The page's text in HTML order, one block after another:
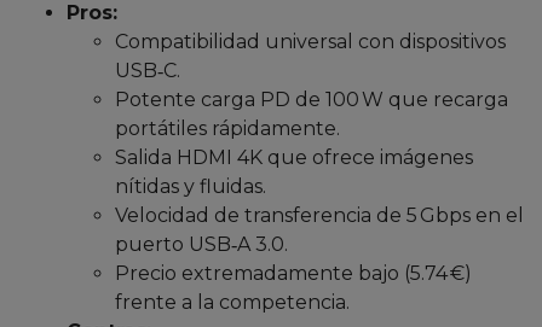
Pros:
Compatibilidad universal con dispositivos
USB‑C.
Potente carga PD de 100 W que recarga
portátiles rápidamente.
Salida HDMI 4K que ofrece imágenes
nítidas y fluidas.
Velocidad de transferencia de 5 Gbps en el
puerto USB‑A 3.0.
Precio extremadamente bajo (5.74 €)
frente a la competencia.